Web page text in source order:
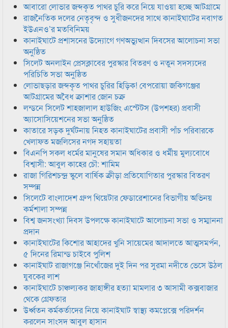
আবারো লোভার জব্দকৃত পাথর চুরি করে নিয়ে যাওয়া হচ্ছে আটগ্রামে
রাজনৈতিক দলের নেতৃবৃন্দ ও সুধীজনদের সাথে কানাইঘাটের নবাগত
ইউএনও’র মতবিনিময়
কানাইঘাটে প্রশাসনের উদ্যোগে গণঅভ্যুত্থান দিবসের আলোচনা সভা
অনুষ্ঠিত
সিলেট অনলাইন প্রেসক্লাবের পুরস্কার বিতরণ ও নতুন সদস্যদের
পরিচিতি সভা অনুষ্ঠিত
লোভাছড়ার জব্দকৃত পাথর চুরির হিড়িক! বেপরোয়া জকিগঞ্জের
আটগ্রামের অবৈধ ক্রাশার জোন চক্র
লন্ডনে সিলেট শাহজালাল হাউজিং এস্টেটস (উপশহর) প্রবাসী
অ্যাসোসিয়েশনের সভা অনুষ্ঠিত
কাতারে সড়ক দুর্ঘটনায় নিহত কানাইঘাটের প্রবাসী পাঁচ পরিবারকে
খেলাফত মজলিসের নগদ সহায়তা
বিএনপি সকল ধর্মের মানুষের সমান অধিকার ও ধর্মীয় মুল্যবোধে
বিশ্বাসী: আবুল কাহের চৌ: শামিম
রাজা গিরিশচন্দ্র স্কুলে বার্ষিক ক্রীড়া প্রতিযোগিতার পুরস্কার বিতরণ
সম্পন্ন
সিলেটে বাংলাদেশ গ্রুপ থিয়েটার ফেডারেশানের বিভাগীয় অভিনয়
কর্মশালা সম্পন্ন
বিশ্ব জনসংখ্যা দিবস উপলক্ষে কানাইঘাটে আলোচনা সভা ও সম্মাননা
প্রদান
কানাইঘাটের কিশোর আহাদের খুনি সায়েমের আদালতে আত্মসমর্পন,
৫ দিনের রিমান্ড চাইবে পুলিশ
কানাইঘাট রাজাগঞ্জে নিখোঁজের দুই দিন পর সুরমা নদীতে ভেসে উঠল
যুবকের লাশ
কানাইঘাটে চাঞ্চল্যকর জাহাঙ্গীর হত্যা মামলার ৩ আসামী কক্সবাজার
থেকে গ্রেফতার
উর্ধ্বতন কর্মকর্তাদের নিয়ে কানাইঘাট স্বাস্থ্য কমপ্লেক্সে পরিদর্শন
করলেন সাংসদ আবুল হাসান